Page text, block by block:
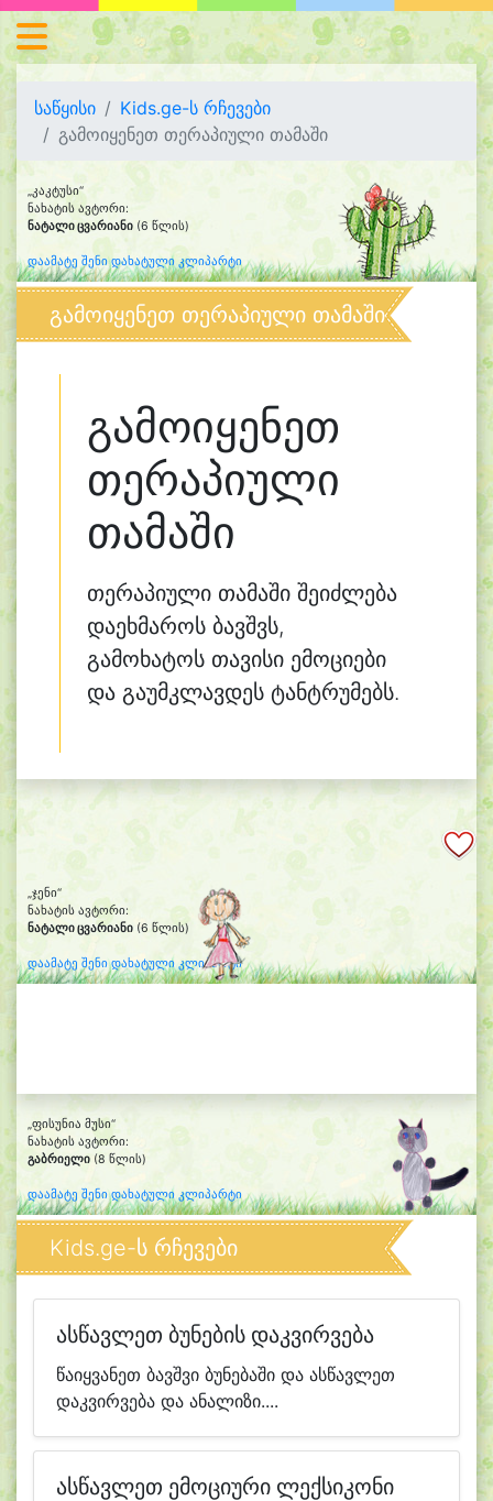
საწყისი
Kids.ge-ს რჩევები
გამოიყენეთ თერაპიული თამაში
„კაკტუსი“
ნახატის ავტორი:
ნატალი ცვარიანი (6 წლის)
დაამატე შენი დახატული კლიპარტი
გამოიყენეთ თერაპიული თამაში
გამოიყენეთ
თერაპიული
თამაში
თერაპიული თამაში შეიძლება
დაეხმაროს ბავშვს,
გამოხატოს თავისი ემოციები
და გაუმკლავდეს ტანტრუმებს.
„ჯენი“
ნახატის ავტორი:
ნატალი ცვარიანი (6 წლის)
დაამატე შენი დახატული კლიპარტი
„ფისუნია მუსი“
ნახატის ავტორი:
გაბრიელი (8 წლის)
დაამატე შენი დახატული კლიპარტი
Kids.ge-ს რჩევები
ასწავლეთ ბუნების დაკვირვება
წაიყვანეთ ბავშვი ბუნებაში და ასწავლეთ
დაკვირვება და ანალიზი....
ასწავლეთ ემოციური ლექსიკონი